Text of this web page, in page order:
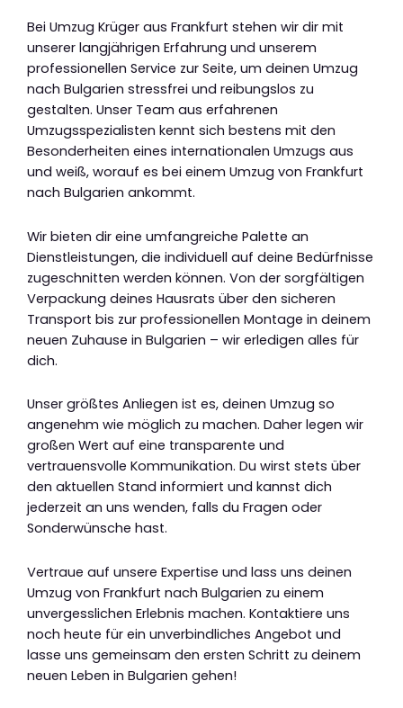
Bei Umzug Krüger aus Frankfurt stehen wir dir mit
unserer langjährigen Erfahrung und unserem
professionellen Service zur Seite, um deinen Umzug
nach Bulgarien stressfrei und reibungslos zu
gestalten. Unser Team aus erfahrenen
Umzugsspezialisten kennt sich bestens mit den
Besonderheiten eines internationalen Umzugs aus
und weiß, worauf es bei einem Umzug von Frankfurt
nach Bulgarien ankommt.
Wir bieten dir eine umfangreiche Palette an
Dienstleistungen, die individuell auf deine Bedürfnisse
zugeschnitten werden können. Von der sorgfältigen
Verpackung deines Hausrats über den sicheren
Transport bis zur professionellen Montage in deinem
neuen Zuhause in Bulgarien – wir erledigen alles für
dich.
Unser größtes Anliegen ist es, deinen Umzug so
angenehm wie möglich zu machen. Daher legen wir
großen Wert auf eine transparente und
vertrauensvolle Kommunikation. Du wirst stets über
den aktuellen Stand informiert und kannst dich
jederzeit an uns wenden, falls du Fragen oder
Sonderwünsche hast.
Vertraue auf unsere Expertise und lass uns deinen
Umzug von Frankfurt nach Bulgarien zu einem
unvergesslichen Erlebnis machen. Kontaktiere uns
noch heute für ein unverbindliches Angebot und
lasse uns gemeinsam den ersten Schritt zu deinem
neuen Leben in Bulgarien gehen!